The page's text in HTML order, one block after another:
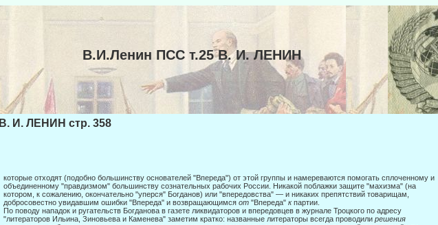
В.И.Ленин ПСС т.25 В. И. ЛЕНИН
В. И. ЛЕНИН стр. 358
которые отходят (подобно большинству основателей "Впереда") от этой группы и на­мереваются помогать сплоченному и
объединенному "правдизмом" большинству соз­нательных рабочих России. Никакой поблажки защите "махизма" (на
котором, к сожа­лению, окончательно "уперся" Богданов) или "впередовства" — и никаких препятст­вий товарищам,
добросовестно увидавшим ошибки "Впереда" и возвращающимся от "Впереда" кпартии.
По поводу нападок и ругательств Богданова в газете ликвидаторов и впередовцев в журнале Троцкого по адресу
"литераторов Ильина, Зиновьева и Каменева" заметим кратко: названные литераторы всегда проводили решения